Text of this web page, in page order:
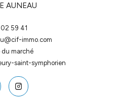
AUNEAU
59 41
immo.com
du marché
saint-symphorien